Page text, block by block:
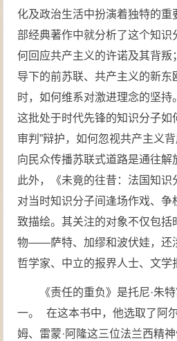
化及政治生活中扮演着独特的重
部经典著作中就分析了这个知识
何回应共产主义的许诺及其背叛
导下的前苏联、共产主义的新东
时，如何维系对激进理念的坚持
这批处于时代先锋的知识分子如
审判”辩护，如何忽视共产主义
向民众传播苏联式道路是通往解
此外，《未竟的往昔：法国知
对当时知识分子间逢场作戏、争
致描绘。其关注的对象不仅包括
物——萨特、加缪和波伏娃，还
哲学家、中立的报界人士、文学
《责任的重负》是托尼·朱
一。 在这本书中，他选取了阿
姆、雷蒙·阿隆这三位法兰西精